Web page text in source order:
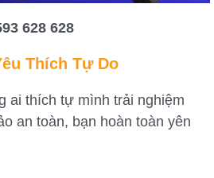
628 628
Thích Tự Do
ai thích tự mình trải nghiệm
an toàn, bạn hoàn toàn yên